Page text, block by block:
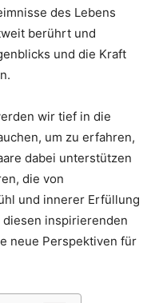
des Lebens
berührt und
und die Kraft
wir tief in die
um zu erfahren,
dabei unterstützen
die von
und innerer Erfüllung
diesen inspirierenden
neue Perspektiven für